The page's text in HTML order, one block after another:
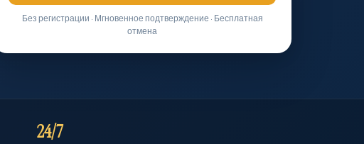
Без регистрации · Мгновенное подтверждение · Бесплатная
отмена
24/7